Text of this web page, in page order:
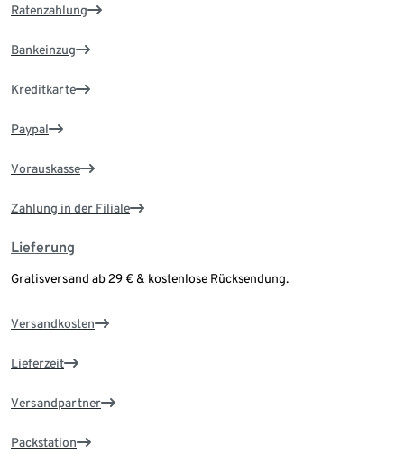
Ratenzahlung
Bankeinzug
Kreditkarte
Paypal
Vorauskasse
Zahlung in der Filiale
Lieferung
Gratisversand ab 29 € & kostenlose Rücksendung.
Versandkosten
Lieferzeit
Versandpartner
Packstation